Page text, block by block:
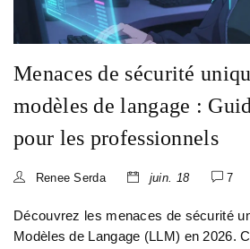
Menaces de sécurité
modèles de langage :
pour les professionnels
Renee Serda juin. 18 7
Découvrez les menaces de sécurité
Modèles de Langage (LLM) en 2026.